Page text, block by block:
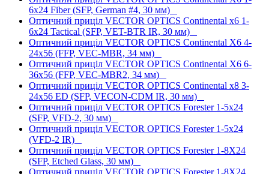
6x24 Fiber (SFP, German #4, 30 мм)
Оптичний приціл VECTOR OPTICS Continental x6 1-
6x24 Tactical (SFP, VET-BTR IR, 30 мм)
Оптичний приціл VECTOR OPTICS Continental X6 4-
24x56 (FFP, VEC-MBR, 34 мм)
Оптичний приціл VECTOR OPTICS Continental X6 6-
36x56 (FFP, VEC-MBR2, 34 мм)
Оптичний приціл VECTOR OPTICS Continental x8 3-
24x56 ED (SFP, VECON-CDM IR, 30 мм)
Оптичний приціл VECTOR OPTICS Forester 1-5x24
(SFP, VFD-2, 30 мм)
Оптичний приціл VECTOR OPTICS Forester 1-5x24
(VFD-2 IR)
Оптичний приціл VECTOR OPTICS Forester 1-8X24
(SFP, Etched Glass, 30 мм)
Оптичний приціл VECTOR OPTICS Forester 1-8X24